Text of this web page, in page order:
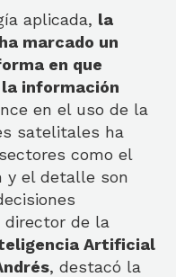
aplicada, la
marcado un
en que
información
en el uso de la
satelitales ha
como el
y el detalle son
director de la
Artificial
, destacó la